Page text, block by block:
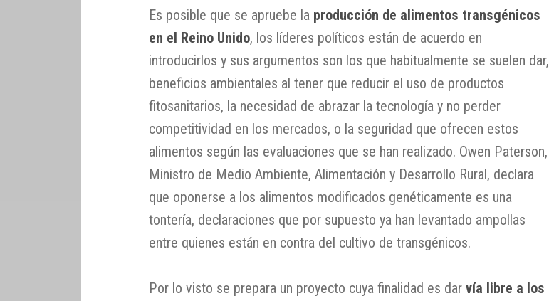
Es posible que se apruebe la producción de alimentos transgénicos
en el Reino Unido, los líderes políticos están de acuerdo en
introducirlos y sus argumentos son los que habitualmente se suelen dar,
beneficios ambientales al tener que reducir el uso de productos
fitosanitarios, la necesidad de abrazar la tecnología y no perder
competitividad en los mercados, o la seguridad que ofrecen estos
alimentos según las evaluaciones que se han realizado. Owen Paterson,
Ministro de Medio Ambiente, Alimentación y Desarrollo Rural, declara
que oponerse a los alimentos modificados genéticamente es una
tontería, declaraciones que por supuesto ya han levantado ampollas
entre quienes están en contra del cultivo de transgénicos.
Por lo visto se prepara un proyecto cuya finalidad es darvía libre a los